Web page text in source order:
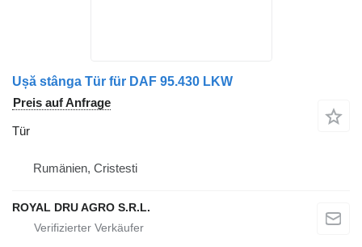
Ușă stânga Tür für DAF 95.430 LKW
Preis auf Anfrage
Tür
Rumänien, Cristesti
ROYAL DRU AGRO S.R.L.